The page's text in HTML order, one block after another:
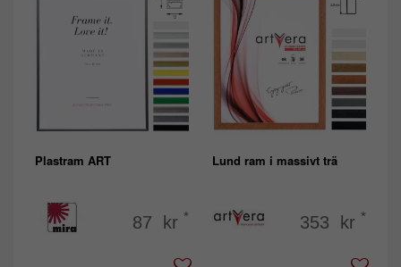
Plastram ART
87 kr *
Lund ram i massivt trä
353 kr *